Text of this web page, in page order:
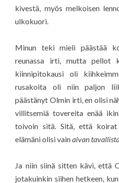
kivestä, myös melkoisen
ulkokuori.
Minun teki mieli päästää
reunassa irti, mutta pellot
kiinnipitokausi oli
rusakoita oli niin paljon
päästänyt Olmin irti, en olisi
villitsemiä tovereita enää
toivoin sitä. Sitä, että
elämäni olisi vainaivan
Ja niin siinä sitten kävi, että
jotakuinkin siihen hetkeen,